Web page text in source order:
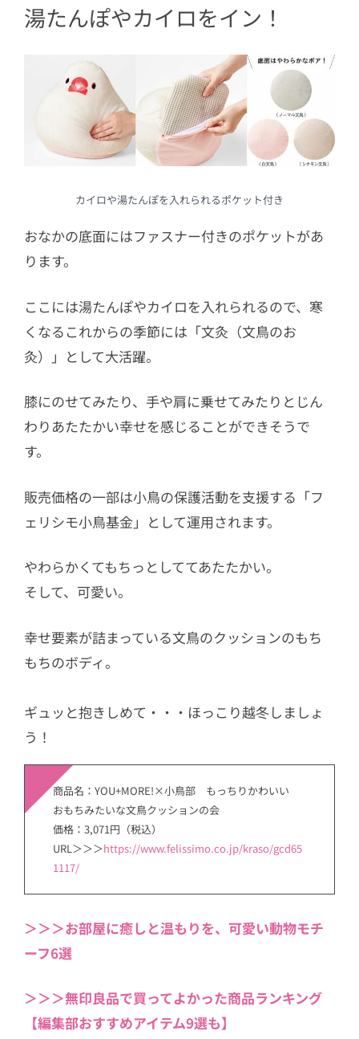
湯たんぽやカイロをイン！
カイロや湯たんぽを入れられるポケット付き
おなかの底面にはファスナー付きのポケットがあ
ります。
ここには湯たんぽやカイロを入れられるので、寒
くなるこれからの季節には「文灸（文鳥のお
灸）」として大活躍。
膝にのせてみたり、手や肩に乗せてみたりとじん
わりあたたかい幸せを感じることができそうで
す。
販売価格の一部は小鳥の保護活動を支援する「フ
ェリシモ小鳥基金」として運用されます。
やわらかくてもちっとしててあたたかい。
そして、可愛い。
幸せ要素が詰まっている文鳥のクッションのもち
もちのボディ。
ギュッと抱きしめて・・・ほっこり越冬しましょ
う！
商品名：YOU+MORE!×小鳥部 もっちりかわいい
おもちみたいな文鳥クッションの会
価格：3,071円（税込）
URL＞＞＞https://www.felissimo.co.jp/kraso/gcd65
1117/
＞＞＞お部屋に癒しと温もりを、可愛い動物モチ
ーフ6選
＞＞＞無印良品で買ってよかった商品ランキング
【編集部おすすめアイテム9選も】